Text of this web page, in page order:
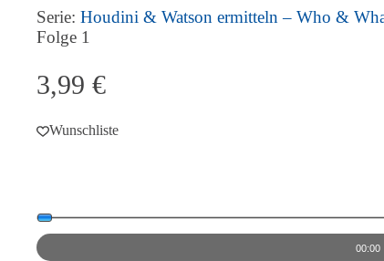
Serie: Houdini & Watson ermitteln – Who &
Folge 1
3,99 €
Wunschliste
Audio-
Player
00:00